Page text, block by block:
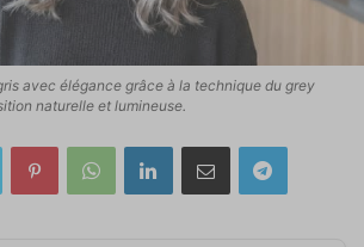
avec élégance grâce à la technique du grey
naturelle et lumineuse.